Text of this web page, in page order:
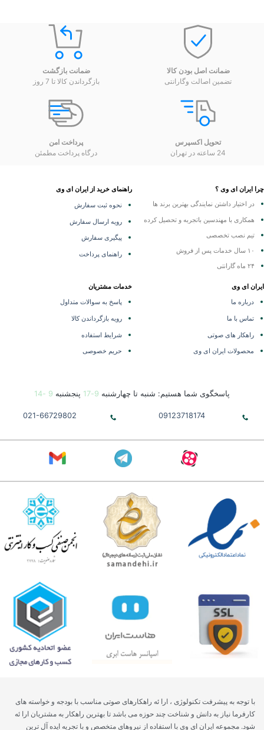
ضمانت اصل بودن کالا
تضمین اصالت وگارانتی
ضمانت بازگشت
بازگرداندن کالا تا 7 روز
تحویل اکسپرس
24 ساعته در تهران
پرداخت امن
درگاه پرداخت مطمئن
ایران ای وی ؟
در اختیار داشتن نمایندگیبهترین برند ها
همکاری با مهندسین باتجربه و تحصیل کرده
تیم نصب تخصصی
۲۴ ماه گارانتی
راهنمای خرید از ایران ای وی
نحوه ثبت سفارش
رویه ارسال سفارش
پیگیری سفارش
راهنمای پرداخت
ای وی
درباره ما
تماس با ما
راهکار های صوتی
محصولات ایران ای وی
خدمات مشتریان
پاسخ به سوالات متداول
رویه بازگرداندن کالا
شرایط استفاده
حریم خصوصی
پاسخگوی شما هستیم: شنبه تا چهارشنبه9-17 پنجشنبه9 -14
09123718174
021-66729802
با توجه به پیشرفت تکنولوژی ، ارا ئه راهکارهای صوتی مناسب با بودجه و خواسته های
کارفرما نیاز به دانش و شناخت چند حوزه می باشد تا بهترین راهکار به مشتریان ارا ئه
شود. مجموعه ایران ای وی با استفاده از نیروهای متخصص و با تجریه ایده آل ترین